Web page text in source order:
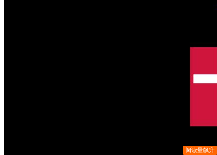
阅读量飙升
阅读量飙升
阅读量飙升
阅读量飙升
阅读量飙升
阅读量飙升
阅读量飙升
阅读量飙升
阅读量飙升
阅读量飙升
阅读量飙升
阅读量飙升
阅读量飙升
阅读量飙升
阅读量飙升
阅读量飙升
阅读量飙升
阅读量飙升
阅读量飙升
阅读量飙升
阅读量飙升
阅读量飙升
阅读量飙升
阅读量飙升